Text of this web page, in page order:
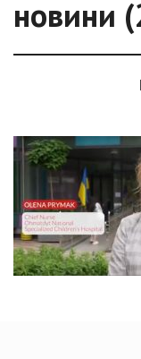
новини